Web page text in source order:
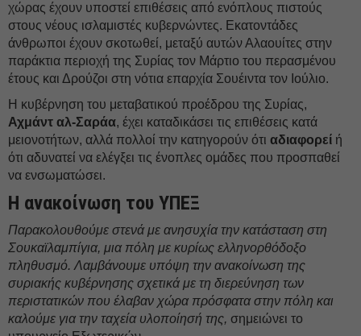
χώρας έχουν υποστεί επιθέσεις από ενόπλους πιστούς
στους νέους ισλαμιστές κυβερνώντες. Εκατοντάδες
άνθρωποι έχουν σκοτωθεί, μεταξύ αυτών Αλαουίτες στην
παράκτια περιοχή της Συρίας τον Μάρτιο του περασμένου
έτους και Δρούζοι στη νότια επαρχία Σουέιντα τον Ιούλιο.
Η κυβέρνηση του μεταβατικού προέδρου της Συρίας,
Αχμάντ αλ-Σαράα, έχει καταδικάσει τις επιθέσεις κατά
μειονοτήτων, αλλά πολλοί την κατηγορούν ότι αδιαφορεί ή
ότι αδυνατεί να ελέγξει τις ένοπλες ομάδες που προσπαθεί
να ενσωματώσει.
Η ανακοίνωση του ΥΠΕΞ
Παρακολουθούμε στενά με ανησυχία την κατάσταση στη
Σουκαϊλαμπίγια, μια πόλη με κυρίως ελληνορθόδοξο
πληθυσμό. Λαμβάνουμε υπόψη την ανακοίνωση της
συριακής κυβέρνησης σχετικά με τη διερεύνηση των
περιστατικών που έλαβαν χώρα πρόσφατα στην πόλη και
καλούμε για την ταχεία υλοποίησή της, σημειώνει το